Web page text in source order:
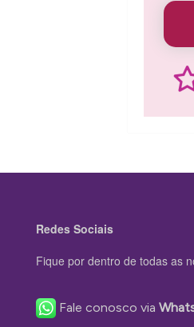
Redes Sociais
Fique por dentro de todas as
Fale conosco via